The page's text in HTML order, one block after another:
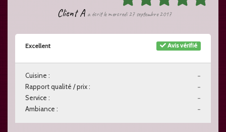
Client A a écrit le mercredi 27 septembre 2017
Avis vérifié
Excellent
-
Cuisine :
-
Rapport qualité / prix :
-
Service :
-
Ambiance :